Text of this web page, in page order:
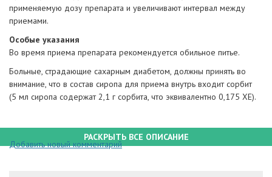
применяемую дозу препарата и увеличивают интервал между
приемами.
Особые указания
Во время приема препарата рекомендуется обильное питье.
Больные, страдающие сахарным диабетом, должны принять во
внимание, что в состав сиропа для приема внутрь входит сорбит
(5 мл сиропа содержат 2,1 г сорбита, что эквивалентно 0,175 ХЕ).
РАСКРЫТЬ ВСЕ ОПИСАНИЕ
Добавить новый комментарий